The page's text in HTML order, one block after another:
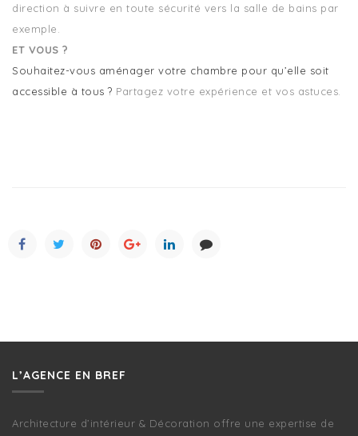
direction à suivre en toute sécurité vers la salle de bains par
exemple.
ET VOUS ?
Souhaitez-vous aménager votre chambre pour qu’elle soit
accessible à tous ? Partagez votre expérience et vos astuces.
L’AGENCE EN BREF
Architecture d’intérieur & Décoration offre une expertise de